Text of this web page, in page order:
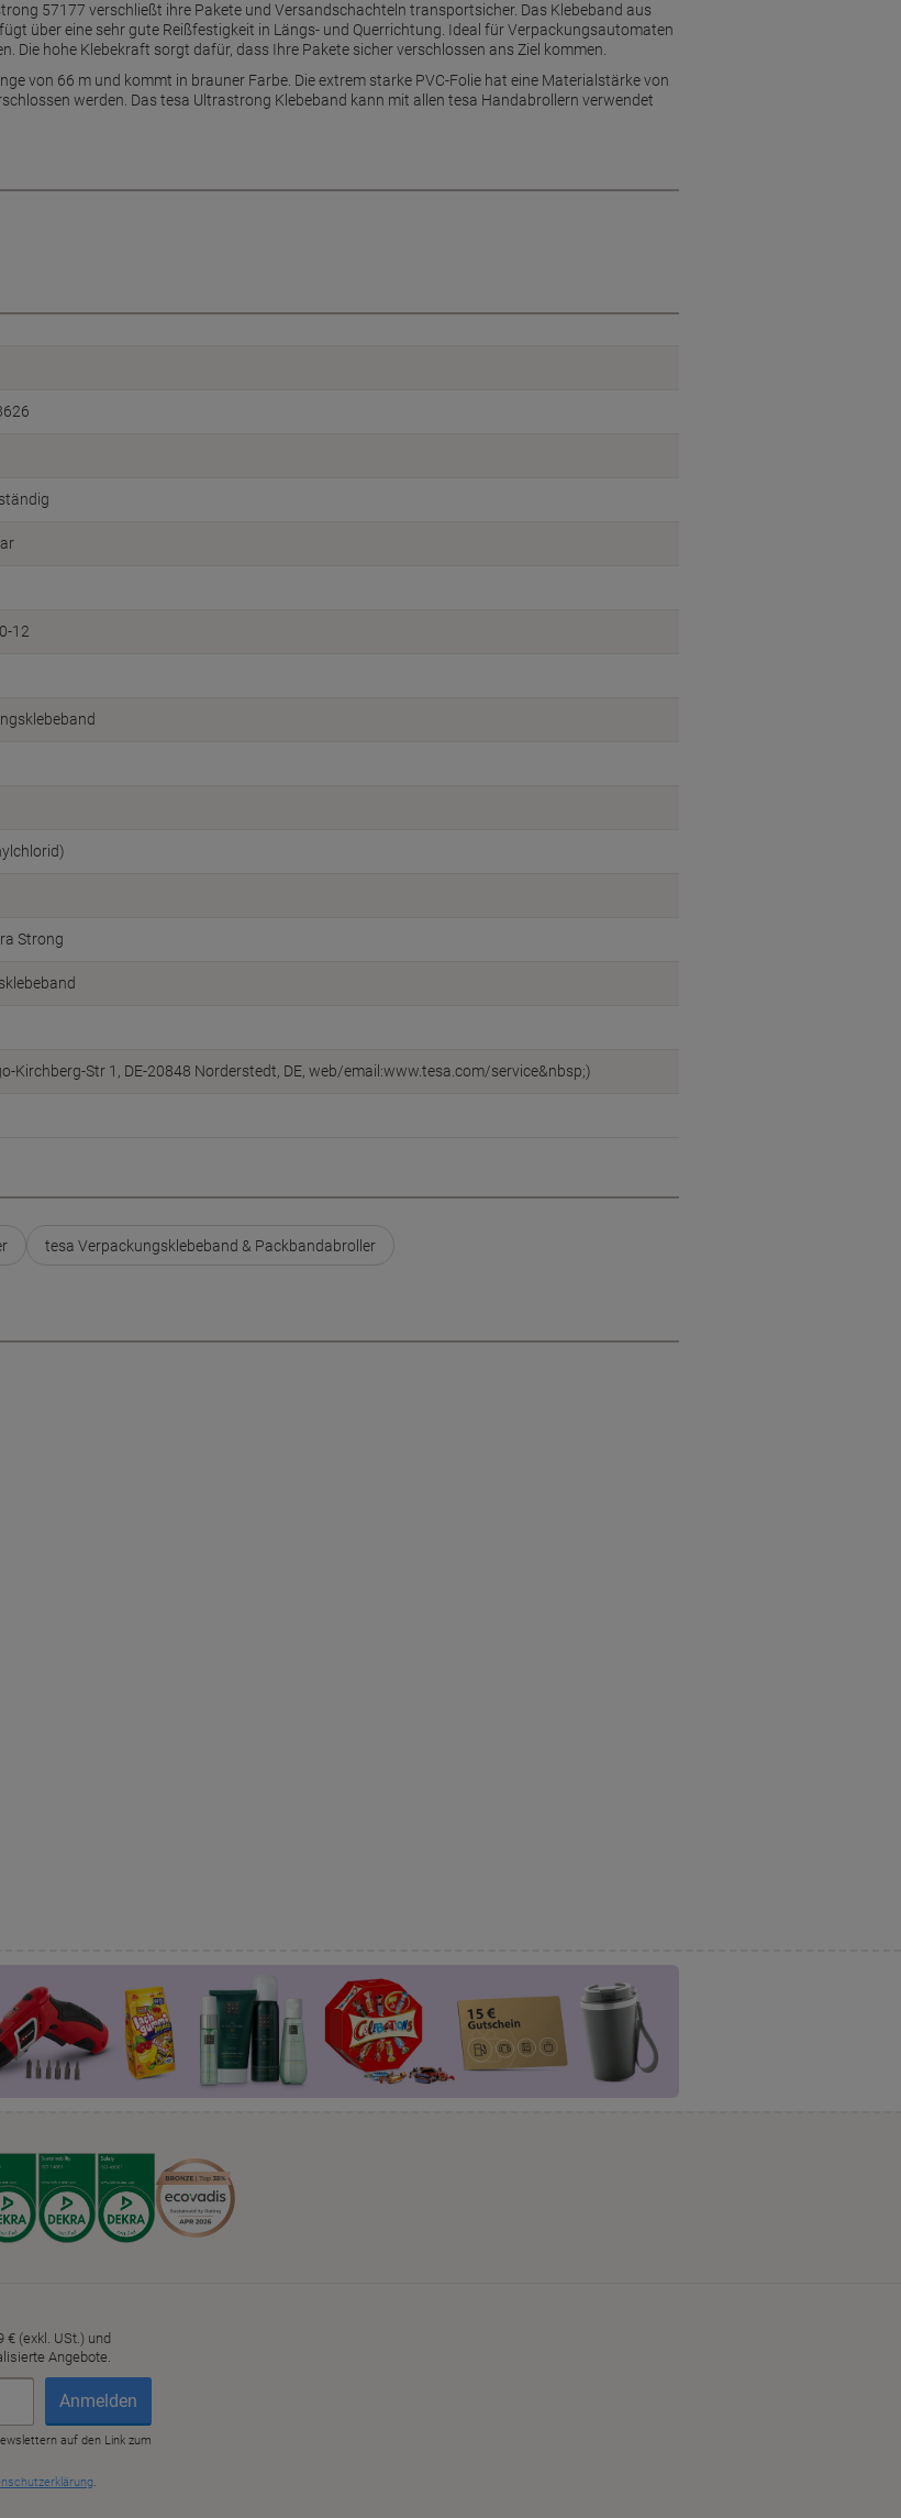
57177 verschließt ihre Pakete und Versandschachteln transportsicher. Das Klebeband aus
über eine sehr gute Reißfestigkeit in Längs- und Querrichtung. Ideal für Verpackungsautomaten
Die hohe Klebekraft sorgt dafür, dass Ihre Pakete sicher verschlossen ans Ziel kommen.
von 66 m und kommt in brauner Farbe. Die extrem starke PVC-Folie hat eine Materialstärke von
werden. Das tesa Ultrastrong Klebeband kann mit allen tesa Handabrollern verwendet
12
Strong
Kirchberg-Str 1, DE-20848 Norderstedt, DE, web/email:www.tesa.com/service&nbsp;)
tesa Verpackungsklebeband & Packbandabroller